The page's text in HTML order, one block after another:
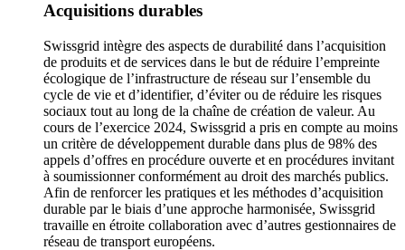
Acquisitions durables
Swissgrid intègre des aspects de durabilité dans l’acquisition
de produits et de services dans le but de réduire l’empreinte
écologique de l’infrastructure de réseau sur l’ensemble du
cycle de vie et d’identifier, d’éviter ou de réduire les risques
sociaux tout au long de la chaîne de création de valeur. Au
cours de l’exercice 2024, Swissgrid a pris en compte au moins
un critère de développement durable dans plus de 98% des
appels d’offres en procédure ouverte et en procédures invitant
à soumissionner conformément au droit des marchés publics.
Afin de renforcer les pratiques et les méthodes d’acquisition
durable par le biais d’une approche harmonisée, Swissgrid
travaille en étroite collaboration avec d’autres gestionnaires de
réseau de transport européens.